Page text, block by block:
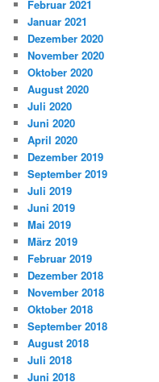
Februar 2021
Januar 2021
Dezember 2020
November 2020
Oktober 2020
August 2020
Juli 2020
Juni 2020
April 2020
Dezember 2019
September 2019
Juli 2019
Juni 2019
Mai 2019
März 2019
Februar 2019
Dezember 2018
November 2018
Oktober 2018
September 2018
August 2018
Juli 2018
Juni 2018